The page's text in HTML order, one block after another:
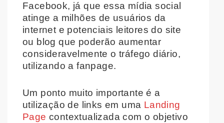
Facebook, já que essa mídia social
atinge a milhões de usuários da
internet e potenciais leitores do site
ou blog que poderão aumentar
consideravelmente o tráfego diário,
utilizando a fanpage.
Um ponto muito importante é a
utilização de links em uma Landing
Page contextualizada com o objetivo